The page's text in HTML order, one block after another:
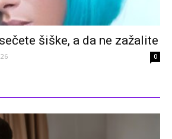
šiške, a da ne zažalite
0